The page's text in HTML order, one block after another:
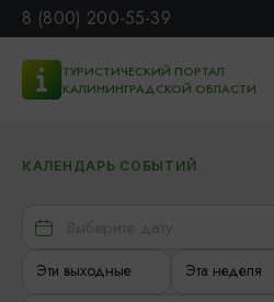
8 (800) 200-55-39
ТУРИСТИЧЕСКИЙ ПОРТАЛ
КАЛИНИНГРАДСКОЙ ОБЛАСТИ
КАЛЕНДАРЬ СОБЫТИЙ
Эти выходные Эта неделя